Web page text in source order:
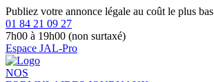
Publiez votre annonce légale au coût le plus bas
01 84 21 09 27
7h00 à 19h00 (non surtaxé)
Espace JAL-Pro
NOS